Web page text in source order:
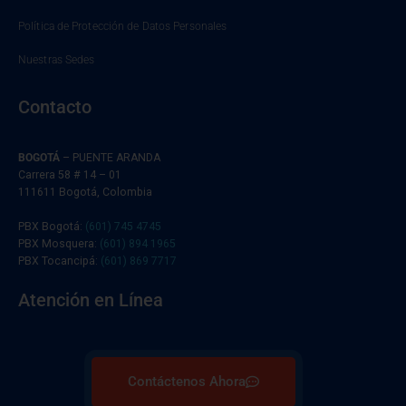
Política de Protección de Datos Personales
Nuestras Sedes
Contacto
BOGOTÁ – PUENTE ARANDA
Carrera 58 # 14 – 01
111611 Bogotá, Colombia
PBX Bogotá: (601) 745 4745
PBX Mosquera: (601) 894 1965
PBX Tocancipá: (601) 869 7717
Atención en Línea
Contáctenos Ahora